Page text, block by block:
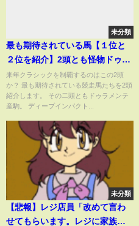
未分類
最も期待されている馬【１位と
２位を紹介】2頭とも怪物ドゥラ
メンテ産駒
来年クラシックを制覇するのはこの2頭
か？ 最も期待されている競走馬たちを2頭
紹介します。 その二頭ともドゥラメンテ
産駒。 ディープインパクト...
未分類
【悲報】レジ店員「改めて言わ
せてもらいます。レジに家族総